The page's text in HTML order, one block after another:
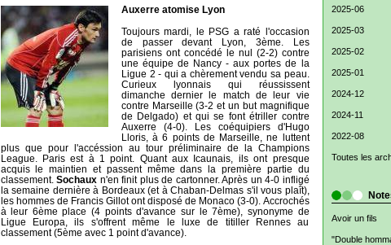
2025-06
2025-03
2025-02
2025-01
2024-12
2024-11
2022-08
Toutes les
Avoir un fils
"Double
Auxerre atomise Lyon
Toujours mardi, le PSG a raté l'occasion
de passer devant Lyon, 3ème. Les
parisiens ont concédé le nul (2-2) contre
une équipe de Nancy - aux portes de la
Ligue 2 - qui a chèrement vendu sa peau.
Curieux lyonnais qui réussissent
dimanche dernier le match de leur vie
contre Marseille (3-2 et un but magnifique
de Delgado) et qui se font étriller contre
Auxerre (4-0). Les coéquipiers d'Hugo
Lloris, à 6 points de Marseille, ne luttent
plus que pour l'accéssion au tour préliminaire de la Champions
League. Paris est à 1 point. Quant aux Icaunais, ils ont presque
acquis le maintien et passent même dans la première partie du
classement. Sochaux n'en finit plus de cartonner. Après un 4-0 infligé
la semaine dernière à Bordeaux (et à Chaban-Delmas s'il vous plaît),
les hommes de Francis Gillot ont disposé de Monaco (3-0). Accrochés
à leur 6ème place (4 points d'avance sur le 7ème), synonyme de
Ligue Europa, ils s'offrent même le luxe de titiller Rennes au
classement (5ème avec 1 point d'avance).